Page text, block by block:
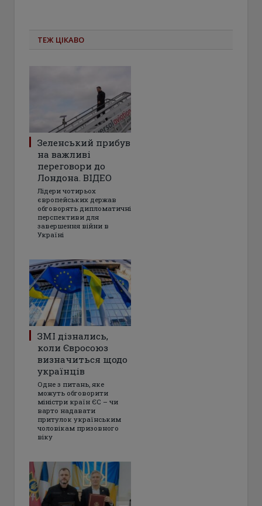
ТЕЖ ЦІКАВО
Зеленський прибув
на важливі
переговори до
Лондона. ВІДЕО
Лідери чотирьох
європейських держав
обговорять дипломатичні
перспективи для
завершення війни в
Україні
ЗМІ дізнались,
коли Євросоюз
визначиться щодо
українців
Одне з питань, яке
можуть обговорити
міністри країн ЄС – чи
варто надавати
притулок українським
чоловікам призовного
віку